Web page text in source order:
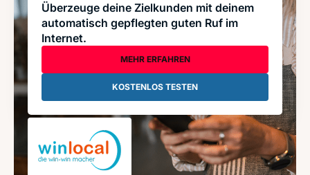
Überzeuge deine Zielkunden mit deinem
automatisch gepflegten guten Ruf im
Internet.
MEHR ERFAHREN
KOSTENLOS TESTEN